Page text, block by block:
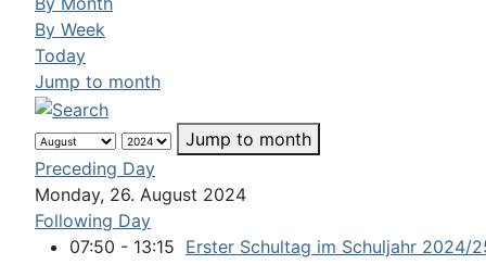
By Week
Today
Jump to month
Jump to month
Preceding Day
Monday, 26. August 2024
Following Day
07:50 - 13:15 Erster Schultag im Schuljahr 2024/